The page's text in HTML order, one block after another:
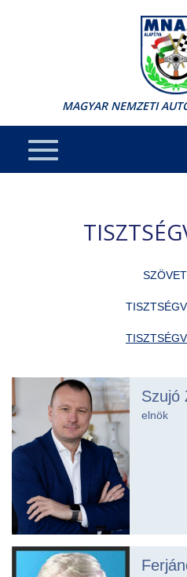
MAGYAR NEMZETI
Szujó
elnök